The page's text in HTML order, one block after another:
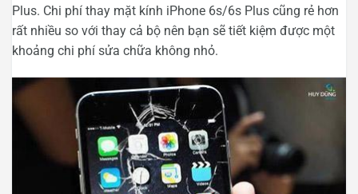
Plus. Chi phí thay mặt kính iPhone 6s/6s Plus cũng rẻ hơn
rất nhiều so với thay cả bộ nên bạn sẽ tiết kiệm được một
khoảng chi phí sửa chữa không nhỏ.